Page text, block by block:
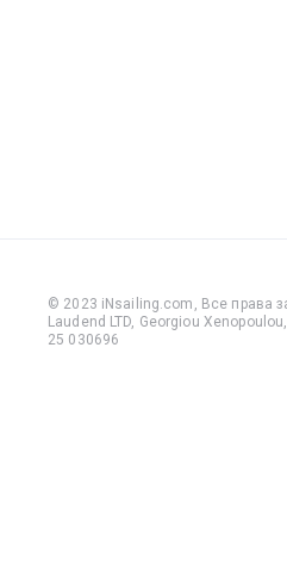
© 2023 iNsailing.com, Все права
Laudend LTD, Georgiou
25 030696